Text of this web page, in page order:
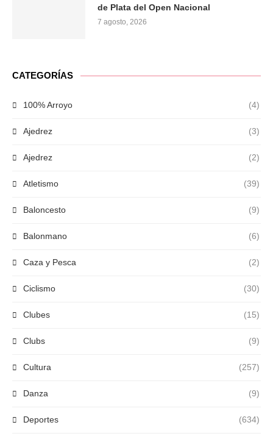
de Plata del Open Nacional
7 agosto, 2026
CATEGORÍAS
100% Arroyo (4)
Ajedrez (3)
Ajedrez (2)
Atletismo (39)
Baloncesto (9)
Balonmano (6)
Caza y Pesca (2)
Ciclismo (30)
Clubes (15)
Clubs (9)
Cultura (257)
Danza (9)
Deportes (634)